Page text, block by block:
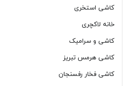
کاشی استخری
خانه لاکچری
کاشی و سرامیک
کاشی هرمس تبریز
کاشی فخار رفسنجان